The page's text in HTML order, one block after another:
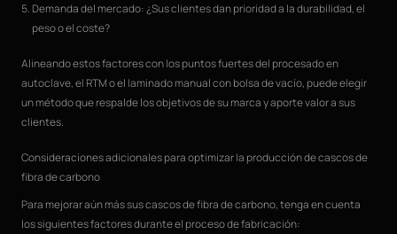
Demanda del mercado: ¿Sus clientes dan prioridad a la durabilidad, el
peso o el coste?
Alineando estos factores con los puntos fuertes del procesado en
autoclave, el RTM o el laminado manual con bolsa de vacío, puede elegir
un método que respalde los objetivos de su marca y aporte valor a sus
clientes.
Consideraciones adicionales para optimizar la producción de cascos de
fibra de carbono
Para mejorar aún más sus cascos de fibra de carbono, tenga en cuenta
los siguientes factores durante el proceso de fabricación: